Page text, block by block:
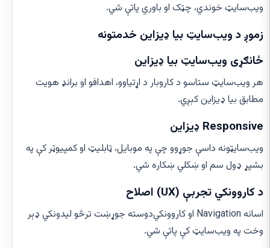
ویب‌سایټ خوندي، چټک او باوري پاتې شي.
زموږ د ویب‌سایټ بیا ډیزاین خدمتونه
ځانګړی ویب‌سایټ بیا ډیزاین
هر ویب‌سایټ ستاسو د کاروبار د اړتیاوو، اهدافو او برانډ هویت
مطابق بیا ډیزاین کېږي.
Responsive ډیزاین
ویب‌سایټونه داسې جوړوو چې په موبایل، ټابلیټ او کمپیوټر کې په
بشپړ ډول سم او ښکلي ښکاره شي.
د کاروونکي تجربې (UX) اصلاح
اسانه Navigation او کاروونکي‌دوسته جوړښت ترڅو لیدونکي ډېر
وخت په ویب‌سایټ کې پاتې شي.